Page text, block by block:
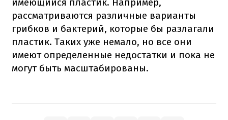
рассматриваются различные варианты
грибков и бактерий, которые бы разлагали
пластик. Таких уже немало, но все они
имеют определенные недостатки и пока не
могут быть масштабированы.